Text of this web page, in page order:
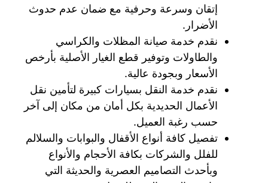
إتقان وسرعة وحرفية مع ضمان عدم حدوث
الأضرار.
نقدم خدمة صيانة المظلات والكراسي
والطاولات وتوفير قطع الغيار الأصلية بأرخص
الأسعار وبجودة عالية.
نقدم خدمة النقل بسيارات كبيرة لتأمين نقل
الأعمال الحديدية بكل أمان من مكان إلى آخر
حسب رغبة العميل.
تفصيل كافة أنواع الأقفال والبوابات والسلالم
للفلل والشركات بكافة الأحجام والأنواع
وبأحدث التصاميم العصرية والحديثة التي